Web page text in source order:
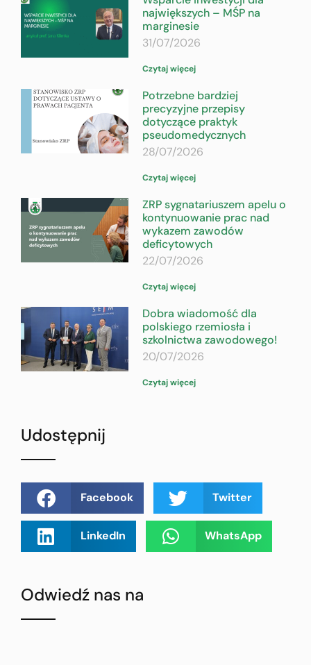
największych – MŚP na
marginesie
31/07/2026
Czytaj więcej
Potrzebne bardziej
precyzyjne przepisy
dotyczące praktyk
pseudomedycznych
28/07/2026
Czytaj więcej
ZRP sygnatariuszem apelu o
kontynuowanie prac nad
wykazem zawodów
deficytowych
22/07/2026
Czytaj więcej
Dobra wiadomość dla
polskiego rzemiosła i
szkolnictwa zawodowego!
20/07/2026
Czytaj więcej
Udostępnij
Facebook Twitter
LinkedIn WhatsApp
Odwiedź nas na